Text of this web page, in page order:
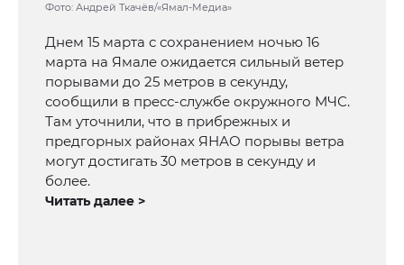
Фото: Андрей Ткачёв/«Ямал-Медиа»
Днем 15 марта с сохранением ночью 16
марта на Ямале ожидается сильный ветер
порывами до 25 метров в секунду,
сообщили в пресс-службе окружного МЧС.
Там уточнили, что в прибрежных и
предгорных районах ЯНАО порывы ветра
могут достигать 30 метров в секунду и
более.
Читать далее >